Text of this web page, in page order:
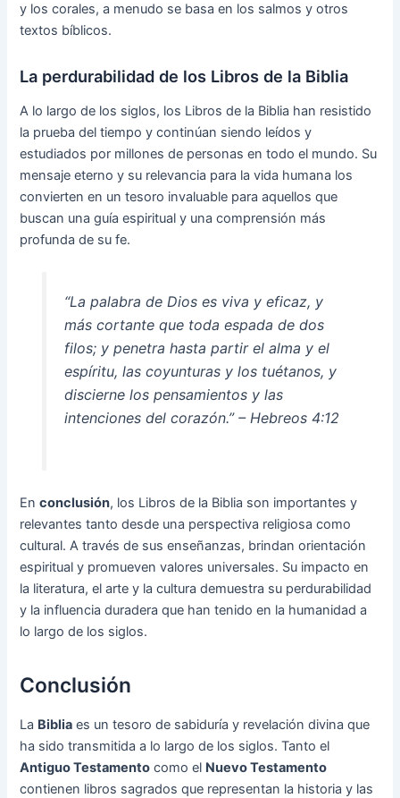
y los corales, a menudo se basa en los salmos y otros
textos bíblicos.
La perdurabilidad de los Libros de la Biblia
A lo largo de los siglos, los Libros de la Biblia han resistido
la prueba del tiempo y continúan siendo leídos y
estudiados por millones de personas en todo el mundo. Su
mensaje eterno y su relevancia para la vida humana los
convierten en un tesoro invaluable para aquellos que
buscan una guía espiritual y una comprensión más
profunda de su fe.
“La palabra de Dios es viva y eficaz, y
más cortante que toda espada de dos
filos; y penetra hasta partir el alma y el
espíritu, las coyunturas y los tuétanos, y
discierne los pensamientos y las
intenciones del corazón.” – Hebreos 4:12
Enconclusión, los Libros de la Biblia son importantes y
relevantes tanto desde una perspectiva religiosa como
cultural. A través de sus enseñanzas, brindan orientación
espiritual y promueven valores universales. Su impacto en
la literatura, el arte y la cultura demuestra su perdurabilidad
y la influencia duradera que han tenido en la humanidad a
lo largo de los siglos.
Conclusión
La Biblia es un tesoro de sabiduría y revelación divina que
ha sido transmitida a lo largo de los siglos. Tanto el
Antiguo Testamento como el Nuevo Testamento
contienen libros sagrados que representan la historia y las